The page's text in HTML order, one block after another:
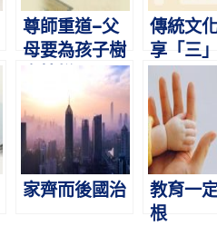
尊師重道–父
母要為孩子樹
傳統文
享「三」
家齊而後國治
教育一
根